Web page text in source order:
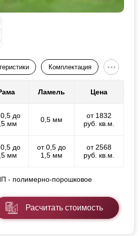
Комплектация
Ламель Цена
до
мм
0,5 мм
от 1832
руб. кв.м.
до
мм
от 0,5 до
1,5 мм
от 2568
руб. кв.м.
- полимерно-порошковое
Расчитать стоимость